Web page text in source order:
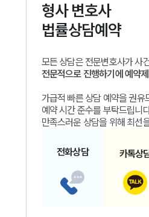
형사변호사
법률상담예약
모든 상담은 전문변호사가 사
전문적으로 진행하기에 예약
가급적 빠른 상담 예약을 권유
예약 시간 준수를 부탁드립니
만족스러운 상담을 위해 최선
전화상담 카톡상